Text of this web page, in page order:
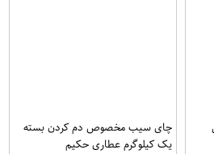
چای سیب مخصوص دم کردن بسته
یک کیلوگرم عطاری حکیم